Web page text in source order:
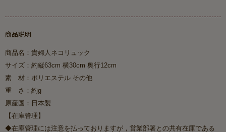
商品説明
商品名：貴婦人ネコリュック
サイズ：約縦63cm 横30cm 奥行12cm
素 材：ポリエステル その他
重 さ：約g
原産国：日本製
【在庫管理】
◆在庫管理には注意を払っておりますが，営業部署との共有在庫である